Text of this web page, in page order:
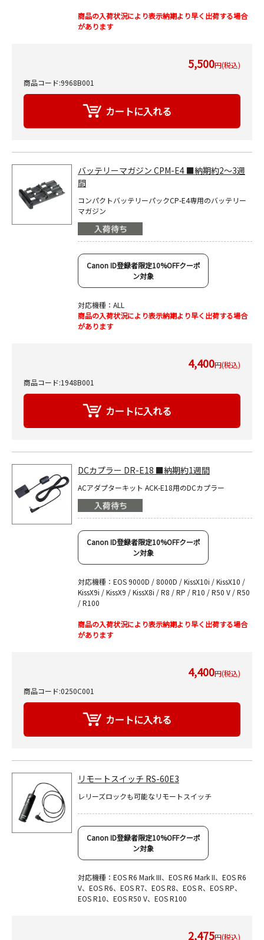
商品の入荷状況により表示納期より早く出荷する場合
があります
5,500円(税込)
商品コード:9968B001
バッテリーマガジン CPM-E4 ■納期約2～3週
間
コンパクトバッテリーパックCP-E4専用のバッテリー
マガジン
Canon ID登録者限定10%OFFクーポ
ン対象
対応機種：ALL
商品の入荷状況により表示納期より早く出荷する場合
があります
4,400円(税込)
商品コード:1948B001
DCカプラー DR-E18 ■納期約1週間
ACアダプターキット ACK-E18用のDCカプラー
Canon ID登録者限定10%OFFクーポ
ン対象
対応機種：EOS 9000D / 8000D / KissX10i / KissX10 /
KissX9i / KissX9 / KissX8i / R8 / RP / R10 / R50 V / R50
/ R100
商品の入荷状況により表示納期より早く出荷する場合
があります
4,400円(税込)
商品コード:0250C001
リモートスイッチ RS-60E3
レリーズロックも可能なリモートスイッチ
Canon ID登録者限定10%OFFクーポ
ン対象
対応機種：EOS R6 Mark III、EOS R6 Mark II、EOS R6
V、EOS R6、EOS R7、EOS R8、EOS R、EOS RP、
EOS R10、EOS R50 V、EOS R100
2,475円(税込)